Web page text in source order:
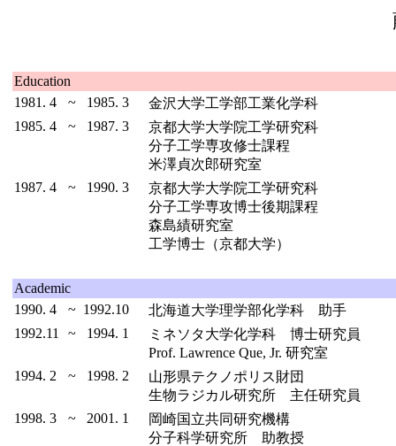
Education
1981. 4
~ 1985. 3
金沢大学工学部工業化学科
1985. 4
~ 1987. 3
京都大学大学院工学研究科
分子工学専攻修士課程
米澤貞次郎研究室
1987. 4
~ 1990. 3
京都大学大学院工学研究科
分子工学専攻博士後期課程
森島績研究室
工学博士（京都大学）
Academic
1990. 4
~ 1992.10
北海道大学理学部化学科 助手
1992.11
~ 1994. 1
ミネソタ大学化学科 博士研究員
Prof. Lawrence Que, Jr. 研究室
1994. 2
~ 1998. 2
山形県テクノポリス財団
生物ラジカル研究所 主任研究員
1998. 3
~ 2001. 1
岡崎国立共同研究機構
分子科学研究所 助教授